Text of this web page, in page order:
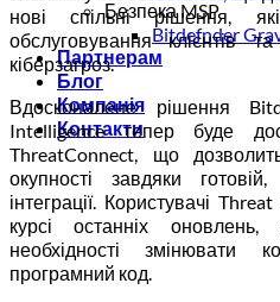
Безпека MSP
Bitdefnder
Партнерам
Блог
Компанія
Контакти
нові спільні рішення,
обслуговування клієнтів
кіберзагроз.
Вдосконалене рішення
Intelligence тепер буде
ThreatConnect, що
окупності завдяки
інтеграції. Користувачі
курсі останніх
необхідності змінювати
програмний код.